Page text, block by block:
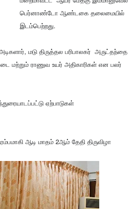
பெர்னாண்டோ ஆண்டகை தலைமையில்
இடம்பெற்றது.
மடு திருத்தல பரிபாலகர் அருட்தந்தை
மற்றும் ராணுவ உயர் அதிகாரிகள் என பலர்
ஏற்பாடுகள்
ஆடி மாதம் 2ஆம் தேதி திருவிழா